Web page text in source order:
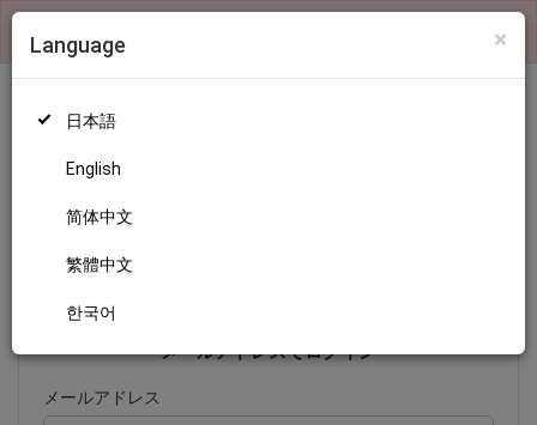
×
Language
日本語
English
简体中文
繁體中文
한국어
×
日本語
メールアドレスでログイン
メールアドレス